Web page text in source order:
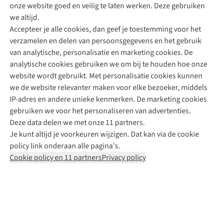
onze website goed en veilig te laten werken. Deze gebruiken
we altijd.
Accepteer je alle cookies, dan geef je toestemming voor het
verzamelen en delen van persoonsgegevens en het gebruik
van analytische, personalisatie en marketing cookies. De
analytische cookies gebruiken we om bij te houden hoe onze
website wordt gebruikt. Met personalisatie cookies kunnen
we de website relevanter maken voor elke bezoeker, middels
IP-adres en andere unieke kenmerken. De marketing cookies
gebruiken we voor het personaliseren van advertenties.
Deze data delen we met onze 11 partners.
Je kunt altijd je voorkeuren wijzigen. Dat kan via de cookie
policy link onderaan alle pagina's.
Cookie policy en 11 partnersPrivacy policy
Direct advies van een Buitenexpert
+31 (0)85 888 50 88
+31 6 12 28 49 80
Contactformulier